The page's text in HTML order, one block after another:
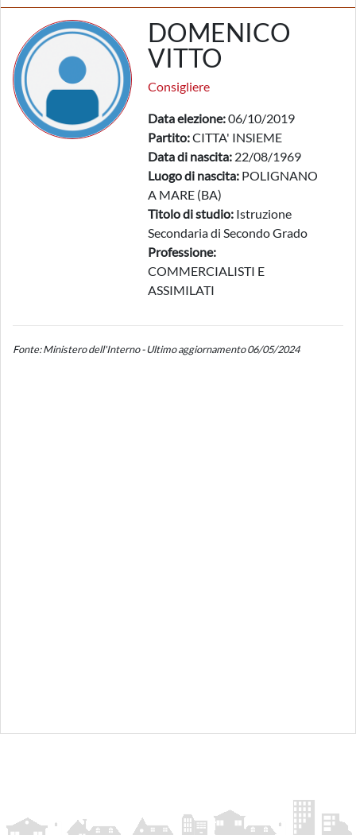
DOMENICO
VITTO
Consigliere
Data elezione:06/10/2019
Partito:CITTA' INSIEME
Data di nascita: 22/08/1969
Luogo di nascita: POLIGNANO
A MARE (BA)
Titolo di studio: Istruzione
Secondaria di Secondo Grado
Professione:
COMMERCIALISTI E
ASSIMILATI
Fonte: Ministero dell'Interno - Ultimo aggiornamento 06/05/2024